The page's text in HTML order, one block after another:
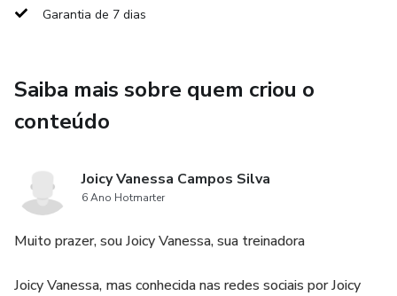
Garantia de 7 dias
Saiba mais sobre quem criou o
conteúdo
Joicy Vanessa Campos Silva
6 Ano Hotmarter
Muito prazer, sou Joicy Vanessa, sua treinadora
Joicy Vanessa, mas conhecida nas redes sociais por Joicy